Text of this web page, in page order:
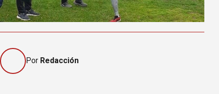
Por Redacción